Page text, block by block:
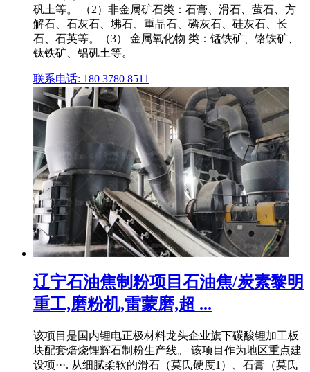
矾土等。 （2）非金属矿石类：石膏、滑石、萤石、方
解石、石灰石、坲石、重晶石、磷灰石、硅灰石、长
石、石英等。（3） 金属氧化物 类：锰铁矿、铬铁矿、
钛铁矿、铝矾土等。
联系电话: 180 3780 8511
辽宁石油焦制粉项目石油焦/炭素黎明
重工,磨粉机,雷蒙磨,超 ...
该项目是国内锂电正极材料龙头企业旗下碳酸锂加工板
块配套焙烧锂辉石制粉生产线。 该项目作为地区重点建
设项···. 从细腻柔软的滑石（莫氏硬度1）、石膏（莫氏